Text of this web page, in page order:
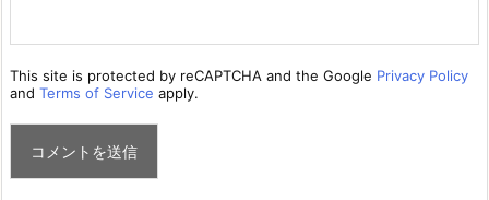
This site is protected by reCAPTCHA and the Google Privacy Policy
and Terms of Service apply.